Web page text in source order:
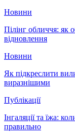
Новини
Пілінг обличчя: як
відновлення
Новини
Як підкреслити
виразнішими
Публікації
Інгаляції та їжа:
правильно